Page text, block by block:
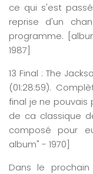
ce qui s'est
reprise d'un
programme.
1987]
13 Final : The J
(01:28:59).
final je ne pouvais
de ca classique
composé pour
album" - 1970]
Dans le